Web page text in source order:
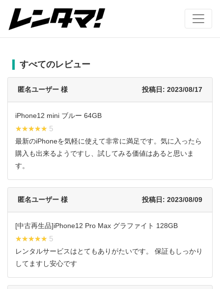
すべてのレビュー
匿名ユーザー 様 投稿日: 2023/08/17
iPhone12 mini ブルー 64GB
★★★★★
★★★★★ 5
最新のiPhoneを気軽に使えて非常に満足です。気に入ったら
購入も出来るようですし、試してみる価値はあると思いま
す。
匿名ユーザー 様 投稿日: 2023/08/09
[中古再生品]iPhone12 Pro Max グラファイト 128GB
★★★★★
★★★★★ 5
レンタルサービスはとてもありがたいです。 保証もしっかり
してますし安心です